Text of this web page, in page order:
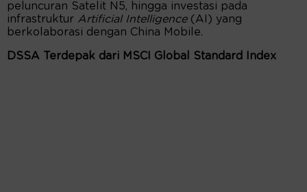
peluncuran Satelit N5, hingga investasi pada
infrastruktur Artificial Intelligence(AI) yang
berkolaborasi dengan China Mobile.
DSSA Terdepak dari MSCI Global Standard Index